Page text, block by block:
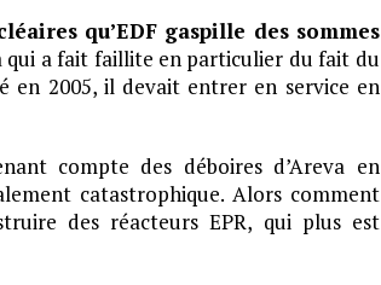
qu’EDF gaspille des sommes
qui a fait faillite en particulier du fait du
en 2005, il devait entrer en service en
compte des déboires d’Areva en
catastrophique. Alors comment
des réacteurs EPR, qui plus est